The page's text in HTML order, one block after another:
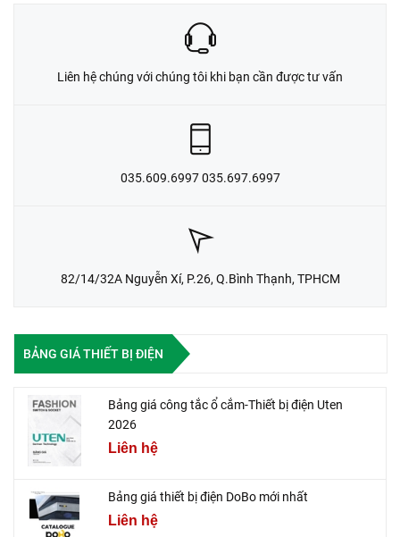
Liên hệ chúng với chúng tôi khi bạn cần được tư vấn
035.609.6997 035.697.6997
82/14/32A Nguyễn Xí, P.26, Q.Bình Thạnh, TPHCM
BẢNG GIÁ THIẾT BỊ ĐIỆN
Bảng giá công tắc ổ cắm-Thiết bị điện Uten
2026
Liên hệ
Bảng giá thiết bị điện DoBo mới nhất
Liên hệ